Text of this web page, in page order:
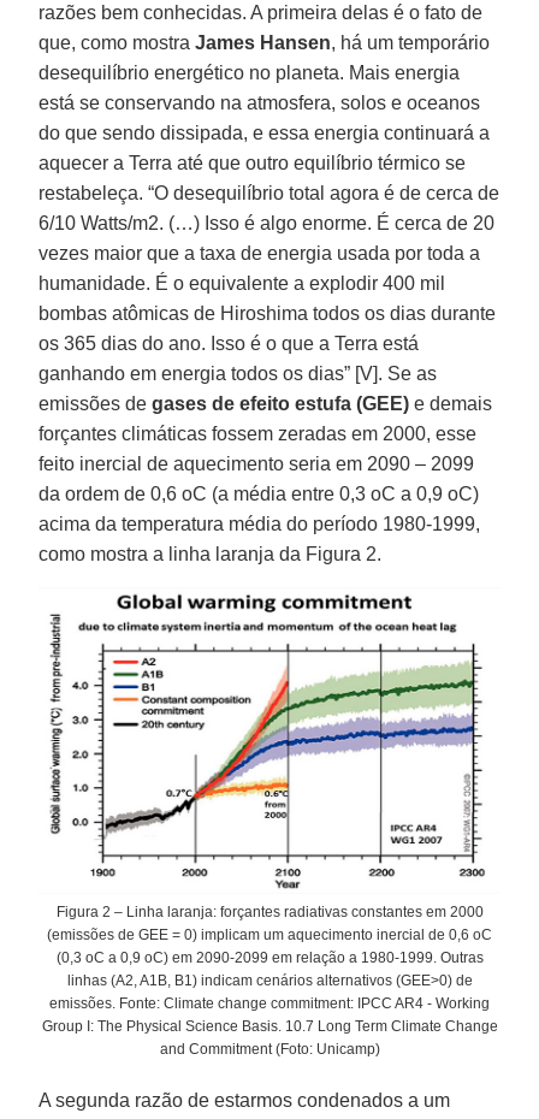
razões bem conhecidas. A primeira delas é o fato de
que, como mostraJames Hansen, há um temporário
desequilíbrio energético no planeta. Mais energia
está se conservando na atmosfera, solos e oceanos
do que sendo dissipada, e essa energia continuará a
aquecer a Terra até que outro equilíbrio térmico se
restabeleça. “O desequilíbrio total agora é de cerca de
6/10 Watts/m2. (…) Isso é algo enorme. É cerca de 20
vezes maior que a taxa de energia usada por toda a
humanidade. É o equivalente a explodir 400 mil
bombas atômicas de Hiroshima todos os dias durante
os 365 dias do ano. Isso é o que a Terra está
ganhando em energia todos os dias” [V]. Se as
emissões degases de efeito estufa (GEE) e demais
forçantes climáticas fossem zeradas em 2000, esse
feito inercial de aquecimento seria em 2090 – 2099
da ordem de 0,6 oC (a média entre 0,3 oC a 0,9 oC)
acima da temperatura média do período 1980-1999,
como mostra a linha laranja da Figura 2.
Figura 2 – Linha laranja: forçantes radiativas constantes em 2000
(emissões de GEE = 0) implicam um aquecimento inercial de 0,6 oC
(0,3 oC a 0,9 oC) em 2090-2099 em relação a 1980-1999. Outras
linhas (A2, A1B, B1) indicam cenários alternativos (GEE>0) de
emissões. Fonte: Climate change commitment: IPCC AR4 - Working
Group I: The Physical Science Basis. 10.7 Long Term Climate Change
and Commitment (Foto: Unicamp)
A segunda razão de estarmos condenados a um